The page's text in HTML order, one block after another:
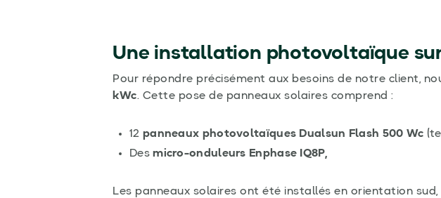
Une installation photovoltaïque
Pour répondre précisément aux besoins de notre client,
kWc. Cette pose de panneaux solaires comprend :
12 panneaux photovoltaïques Dualsun Flash 500 Wc
Desmicro-onduleurs Enphase IQ8P,
Les panneaux solaires ont été installés en orientation